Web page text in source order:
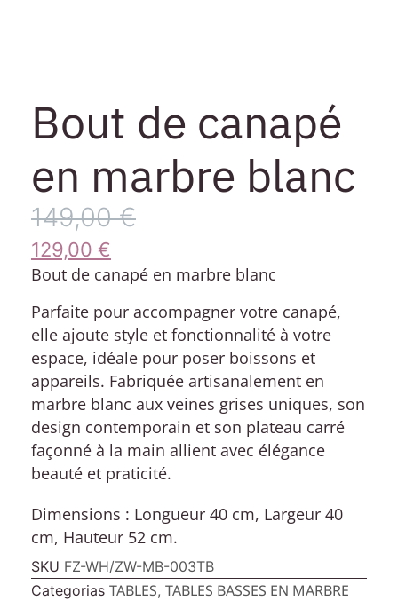
Bout de canapé
en marbre blanc
149,00€
129,00 €
Bout de canapé en marbre blanc
Parfaite pour accompagner votre canapé,
elle ajoute style et fonctionnalité à votre
espace, idéale pour poser boissons et
appareils. Fabriquée artisanalement en
marbre blanc aux veines grises uniques, son
design contemporain et son plateau carré
façonné à la main allient avec élégance
beauté et praticité.
Dimensions : Longueur 40 cm, Largeur 40
cm, Hauteur 52 cm.
SKU FZ-WH/ZW-MB-003TB
Categorias TABLES, TABLES BASSES EN MARBRE